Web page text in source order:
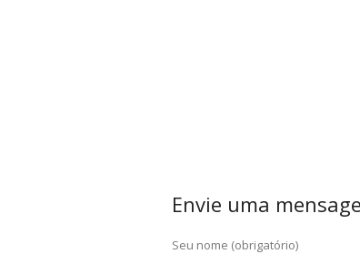
Envie uma
Seu nome (obrigatório)